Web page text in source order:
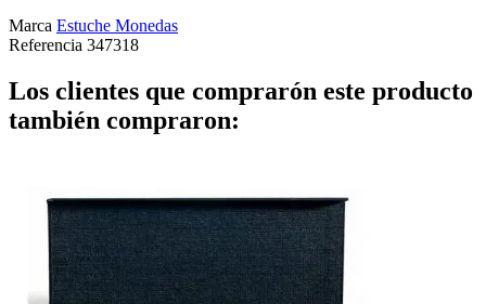
Marca Estuche Monedas
Referencia 347318
Los clientes que comprarón este producto
también compraron: